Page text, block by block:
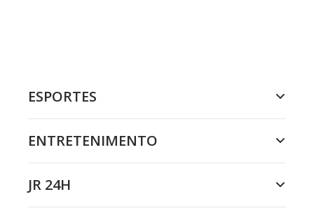
ESPORTES
ENTRETENIMENTO
JR 24H